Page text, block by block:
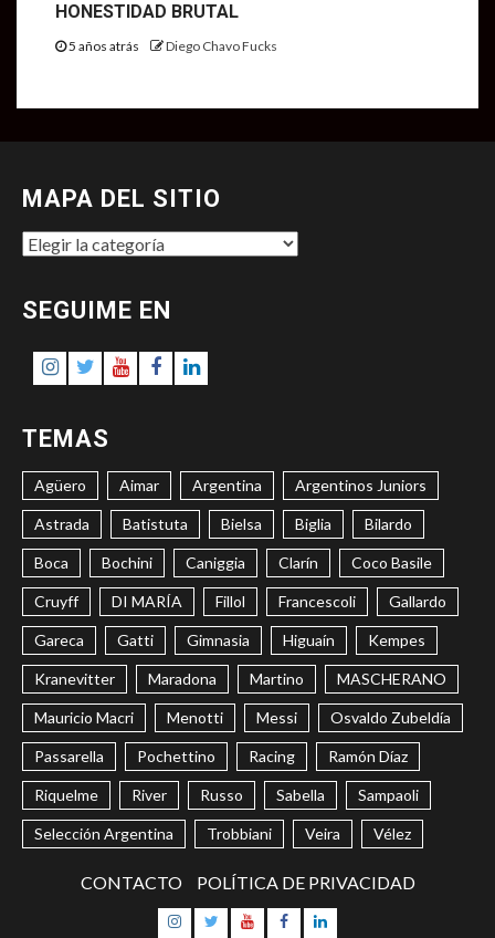
HONESTIDAD BRUTAL
5 años atrás Diego Chavo Fucks
MAPA DEL SITIO
MAPA
SITIO
SEGUIME EN
Instagram
Twitter
Youtube
Facebook
LinkedIn
TEMAS
Agüero Aimar Argentina Argentinos Juniors
Astrada Batistuta Bielsa Biglia Bilardo
Boca Bochini Caniggia Clarín Coco Basile
Cruyff DI MARÍA Fillol Francescoli Gallardo
Gareca Gatti Gimnasia Higuaín Kempes
Kranevitter Maradona Martino MASCHERANO
Mauricio Macri Menotti Messi Osvaldo Zubeldía
Passarella Pochettino Racing Ramón Díaz
Riquelme River Russo Sabella Sampaoli
Selección Argentina Trobbiani Veira Vélez
CONTACTO POLÍTICA DE PRIVACIDAD
Instagram
Twitter
Youtube
Facebook
LinkedIn